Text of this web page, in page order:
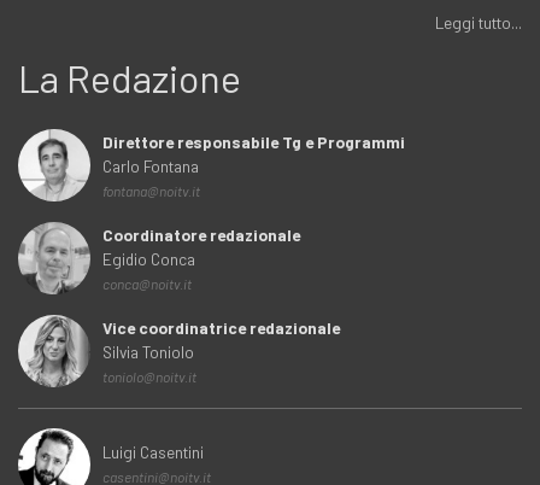
Leggi tutto...
La Redazione
Direttore responsabile Tg e Programmi
Carlo Fontana
fontana@noitv.it
Coordinatore redazionale
Egidio Conca
conca@noitv.it
Vice coordinatrice redazionale
Silvia Toniolo
toniolo@noitv.it
Luigi Casentini
casentini@noitv.it